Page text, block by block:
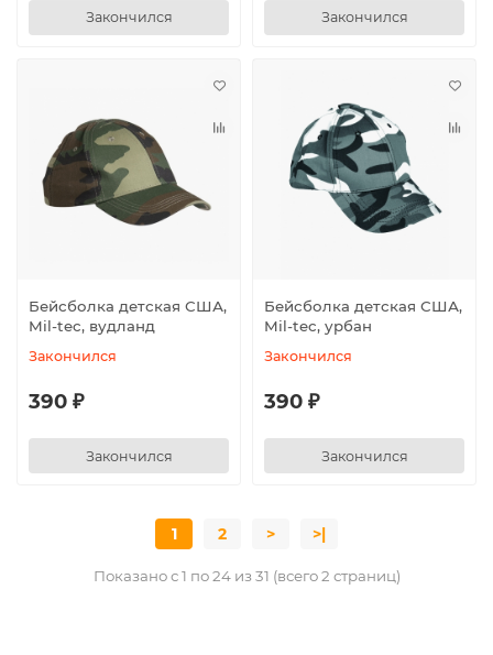
Закончился Закончился
Бейсболка детская США,
Mil-tec, вудланд
Закончился
390 ₽
Закончился
Бейсболка детская США,
Mil-tec, урбан
Закончился
390 ₽
Закончился
1 2 > >|
Показано с 1 по 24 из 31 (всего 2 страниц)